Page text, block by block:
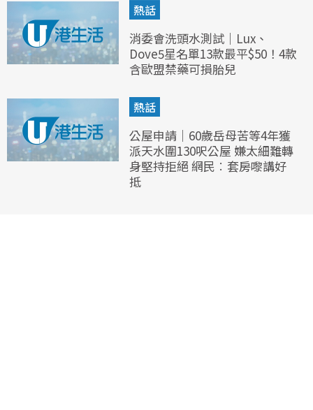
熱話
消委會洗頭水測試｜Lux、
Dove5星名單13款最平$50！4款
含歐盟禁藥可損胎兒
熱話
公屋申請｜60歲岳母苦等4年獲
派天水圍130呎公屋 嫌太細難轉
身堅持拒絕 網民︰套房嚟講好
抵